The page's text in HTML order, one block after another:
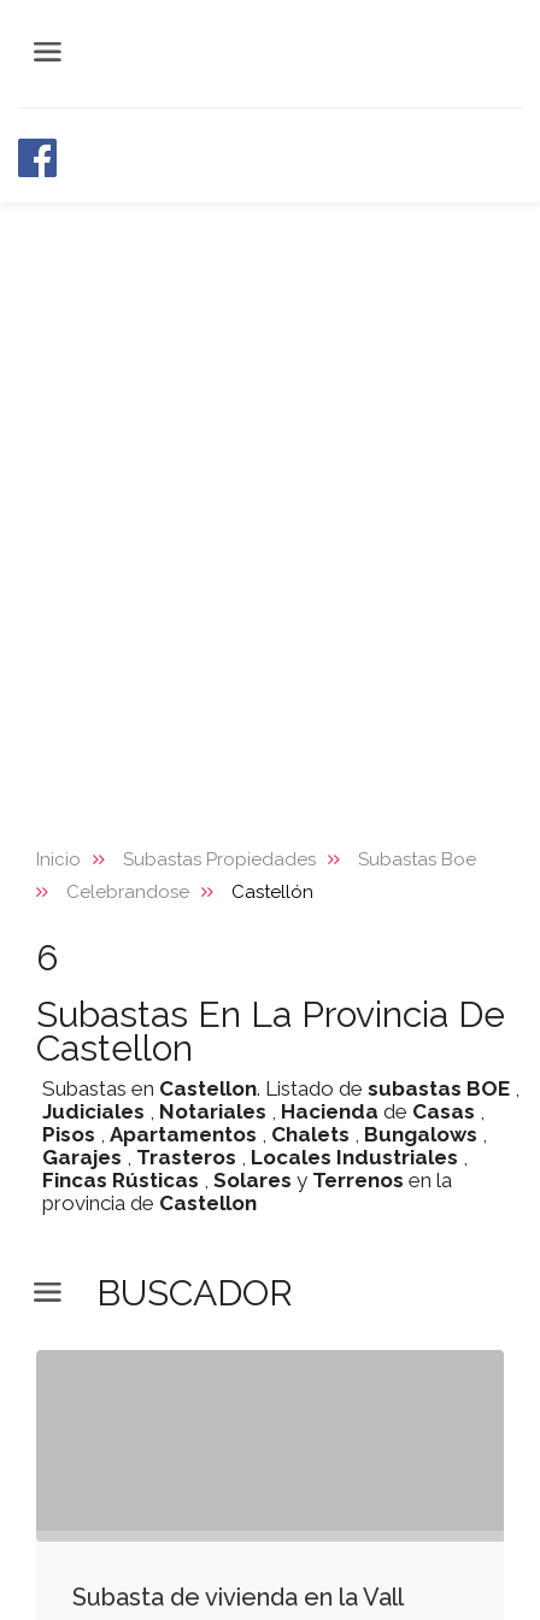
Inicio Subastas Propiedades
Subastas Boe
Celebrandose
Castellón
6
Subastas En La Provincia De
Castellon
Subastas en Castellon. Listado de subastas BOE ,
Judiciales , Notariales , Hacienda de Casas ,
Pisos , Apartamentos , Chalets , Bungalows ,
Garajes , Trasteros , Locales Industriales ,
Fincas Rústicas , Solares y Terrenos en la
provincia de Castellon
BUSCADOR
Subasta de vivienda en la Vall